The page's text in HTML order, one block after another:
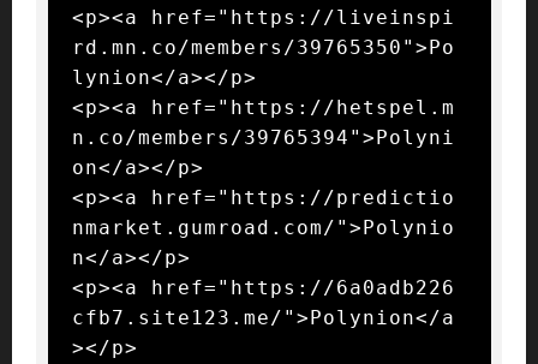
<p><a href="https://liveinspi
rd.mn.co/members/39765350">Po
lynion</a></p>
<p><a href="https://hetspel.m
n.co/members/39765394">Polyni
on</a></p>
<p><a href="https://predictio
nmarket.gumroad.com/">Polynio
n</a></p>
<p><a href="https://6a0adb226
cfb7.site123.me/">Polynion</a
></p>